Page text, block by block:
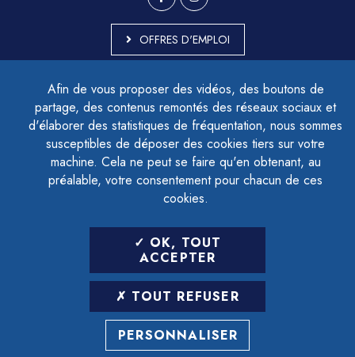
Afin de vous proposer des vidéos, des boutons de
partage, des contenus remontés des réseaux sociaux et
d'élaborer des statistiques de fréquentation, nous sommes
susceptibles de déposer des cookies tiers sur votre
machine. Cela ne peut se faire qu'en obtenant, au
préalable, votre consentement pour chacun de ces
cookies.
OK, TOUT
ACCEPTER
TOUT REFUSER
PERSONNALISER
OFFRES D'EMPLOI
ACCESSIBILITÉ - PARTIELLEMENT CONFORME
PLAN DU SITE
MENTIONS LÉGALES
CONTACTER LE DÉLÉGUÉ À LA PROTECTION DES DONNÉES
GESTION DES COOKIES
LETTRE D'INFORMATION
SAISIR VOTRE ADRESSE E-MAIL
POUR VOUS INSCRIRE :
ARCHIVES DÉSINSCRIPTION